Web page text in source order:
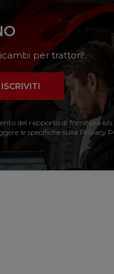
per trattori!
ISCRIVITI
del rapporto di fornitura e/
le specifiche sulla Privacy